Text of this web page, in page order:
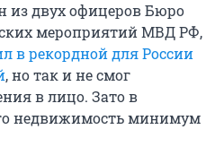
из двух офицеров Бюро
мероприятий МВД РФ,
в рекордной для России
, но так и не смог
в лицо. Зато в
недвижимость минимум